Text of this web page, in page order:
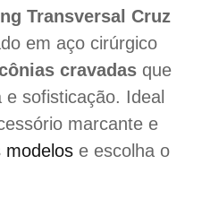
Transversal Cruz
em aço cirúrgico
cravadas que
sofisticação. Ideal
marcante e
modelos e escolha o